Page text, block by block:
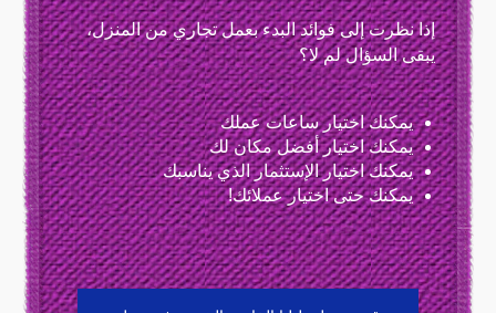
إذا نظرت إلى فوائد البدء بعمل تجاري من المنزل،
يبقى السؤال لم لا؟
يمكنك اختيار ساعات عملك
يمكنك اختيار أفضل مكان لك
يمكنك اختيار الإستثمار الذي يناسبك
يمكنك حتى اختيار عملائك!